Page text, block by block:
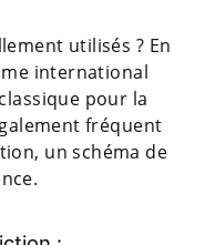
utilisés ? En
international
pour la
fréquent
un schéma de